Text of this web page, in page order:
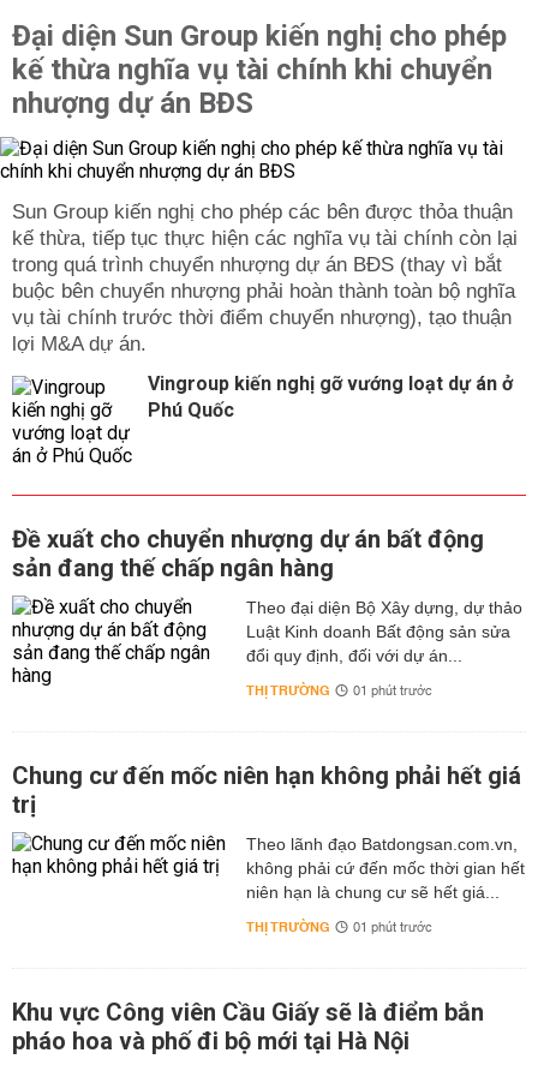
Đại diện Sun Group kiến nghị cho phép
kế thừa nghĩa vụ tài chính khi chuyển
nhượng dự án BĐS
Sun Group kiến nghị cho phép các bên được thỏa thuận
kế thừa, tiếp tục thực hiện các nghĩa vụ tài chính còn lại
trong quá trình chuyển nhượng dự án BĐS (thay vì bắt
buộc bên chuyển nhượng phải hoàn thành toàn bộ nghĩa
vụ tài chính trước thời điểm chuyển nhượng), tạo thuận
lợi M&A dự án.
Vingroup kiến nghị gỡ vướng loạt dự án ở
Phú Quốc
Đề xuất cho chuyển nhượng dự án bất động
sản đang thế chấp ngân hàng
Theo đại diện Bộ Xây dựng, dự thảo
Luật Kinh doanh Bất động sản sửa
đổi quy định, đối với dự án...
THỊ TRƯỜNG 01 phút trước
Chung cư đến mốc niên hạn không phải hết giá
trị
Theo lãnh đạo Batdongsan.com.vn,
không phải cứ đến mốc thời gian hết
niên hạn là chung cư sẽ hết giá...
THỊ TRƯỜNG 01 phút trước
Khu vực Công viên Cầu Giấy sẽ là điểm bắn
pháo hoa và phố đi bộ mới tại Hà Nội